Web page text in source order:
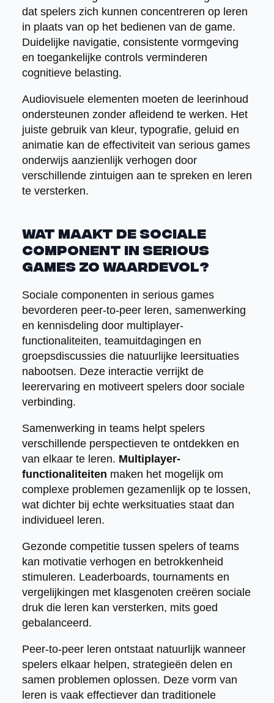
dat spelers zich kunnen concentreren op leren
in plaats van op het bedienen van de game.
Duidelijke navigatie, consistente vormgeving
en toegankelijke controls verminderen
cognitieve belasting.
Audiovisuele elementen moeten de leerinhoud
ondersteunen zonder afleidend te werken. Het
juiste gebruik van kleur, typografie, geluid en
animatie kan de effectiviteit van serious games
onderwijs aanzienlijk verhogen door
verschillende zintuigen aan te spreken en leren
te versterken.
Wat maakt de sociale
component in serious
games zo waardevol?
Sociale componenten in serious games
bevorderen peer-to-peer leren, samenwerking
en kennisdeling door multiplayer-
functionaliteiten, teamuitdagingen en
groepsdiscussies die natuurlijke leersituaties
nabootsen. Deze interactie verrijkt de
leerervaring en motiveert spelers door sociale
verbinding.
Samenwerking in teams helpt spelers
verschillende perspectieven te ontdekken en
van elkaar te leren. Multiplayer-
functionaliteiten maken het mogelijk om
complexe problemen gezamenlijk op te lossen,
wat dichter bij echte werksituaties staat dan
individueel leren.
Gezonde competitie tussen spelers of teams
kan motivatie verhogen en betrokkenheid
stimuleren. Leaderboards, tournaments en
vergelijkingen met klasgenoten creëren sociale
druk die leren kan versterken, mits goed
gebalanceerd.
Peer-to-peer leren ontstaat natuurlijk wanneer
spelers elkaar helpen, strategieën delen en
samen problemen oplossen. Deze vorm van
leren is vaak effectiever dan traditionele